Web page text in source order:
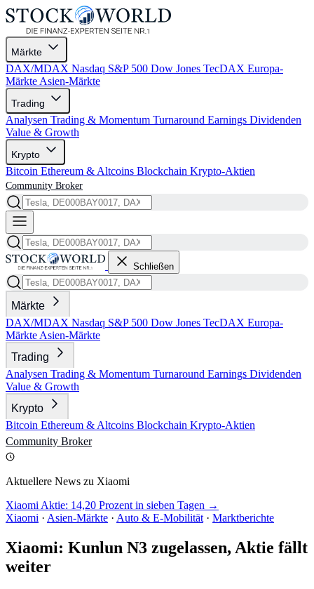
Märkte
DAX/MDAX Nasdaq S&P 500 Dow Jones TecDAX Europa-
Märkte Asien-Märkte
Trading
Analysen Trading & Momentum Turnaround Earnings Dividenden
Value & Growth
Krypto
Bitcoin Ethereum & Altcoins Blockchain Krypto-Aktien
Community Broker
Schließen
Märkte
DAX/MDAX Nasdaq S&P 500 Dow Jones TecDAX Europa-
Märkte Asien-Märkte
Trading
Analysen Trading & Momentum Turnaround Earnings Dividenden
Value & Growth
Krypto
Bitcoin Ethereum & Altcoins Blockchain Krypto-Aktien
Community Broker
Aktuellere News zu Xiaomi
Xiaomi Aktie: 14,20 Prozent in sieben Tagen →
Xiaomi · Asien-Märkte · Auto & E-Mobilität · Marktberichte
Xiaomi: Kunlun N3 zugelassen, Aktie fällt
weiter